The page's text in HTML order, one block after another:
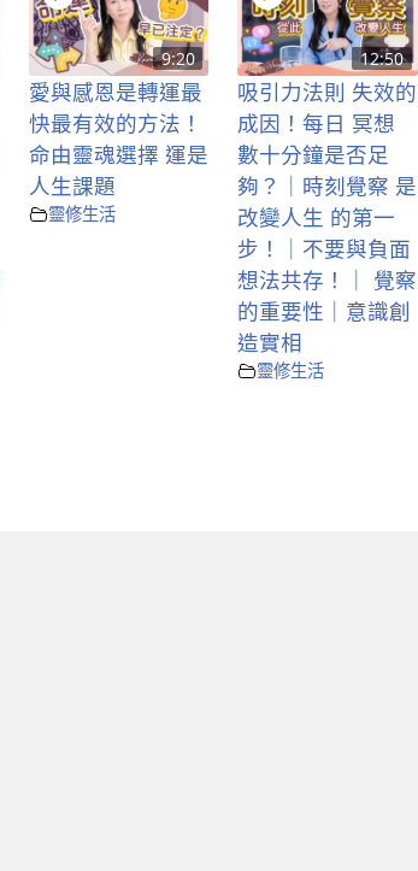
9:20
愛與感恩是轉運最
快最有效的方法！
命由靈魂選擇 運是
人生課題
靈修生活
12:50
吸引力法則 失效的
成因！每日 冥想
數十分鐘是否足
夠？｜時刻覺察 是
改變人生 的第一
步！｜不要與負面
想法共存！｜ 覺察
的重要性｜意識創
造實相
靈修生活